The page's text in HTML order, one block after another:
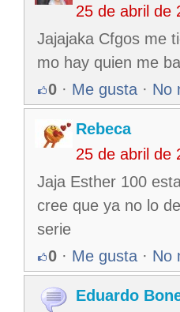
25 de abril de
Jajajaka Cfgos me
mo hay quien me
0 · Me gusta · No
Rebeca
25 de abril de
Jaja Esther 100
cree que ya no lo
serie
0 · Me gusta · No
Eduardo